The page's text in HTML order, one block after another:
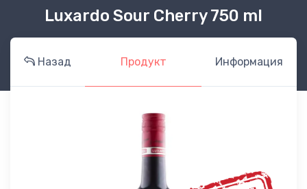
Luxardo Sour Cherry 750 ml
Назад Продукт Информация